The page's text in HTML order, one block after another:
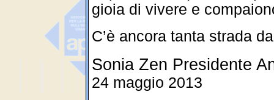
gioia di vivere e
C’è ancora tanta strada
Sonia Zen Presidente
24 maggio 2013